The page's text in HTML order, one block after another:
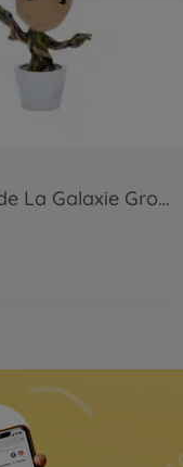
Gardiens de La Galaxie Groot 10Cm